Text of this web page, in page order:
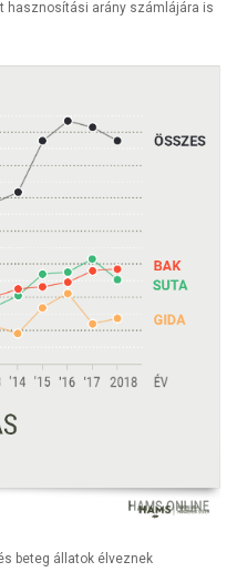
hasznosítási arány számlájára is
beteg állatok élveznek